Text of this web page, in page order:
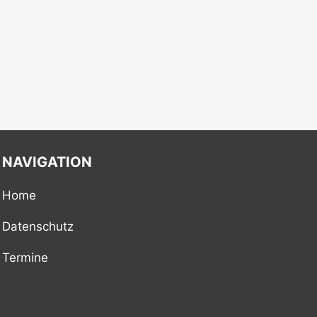
NAVIGATION
Home
Datenschutz
Termine